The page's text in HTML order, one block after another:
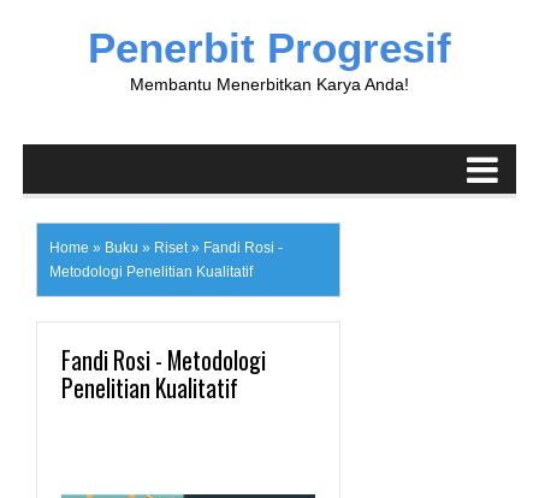
Penerbit Progresif
Membantu Menerbitkan Karya Anda!
Home » Buku » Riset» Fandi Rosi -
Metodologi Penelitian Kualitatif
Fandi Rosi - Metodologi
Penelitian Kualitatif